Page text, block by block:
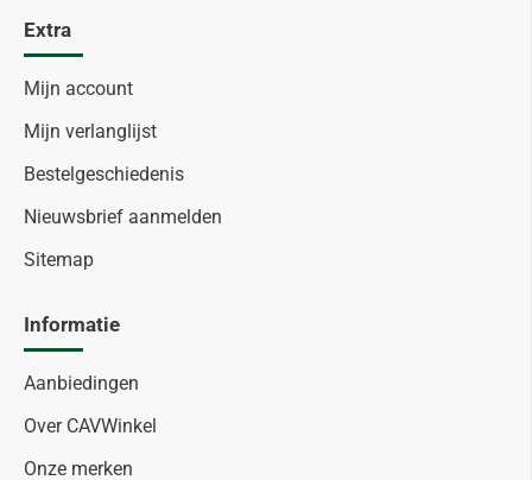
Extra
Mijn account
Mijn verlanglijst
Bestelgeschiedenis
Nieuwsbrief aanmelden
Sitemap
Informatie
Aanbiedingen
Over CAVWinkel
Onze merken